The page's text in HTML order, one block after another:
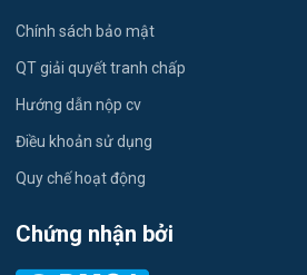
Công nhân
Thời Vụ
Tiếng Hàn
Tiếng Trung
Việc làm Ái Quốc
Việc làm Chu Văn An
Việc làm Trần Hưng Đạo
Việc làm Nguyễn Trãi
Chính sách bảo mật
QT giải quyết tranh chấp
Hướng dẫn nộp cv
Điều khoản sử dụng
Quy chế hoạt động
Chứng nhận bởi